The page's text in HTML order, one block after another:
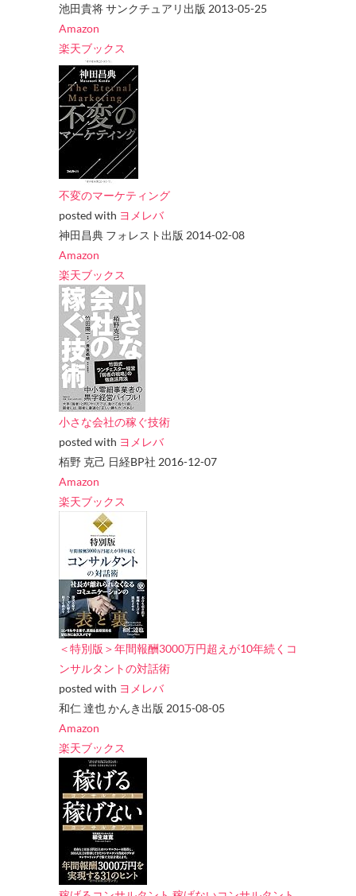
池田貴将 サンクチュアリ出版 2013-05-25
Amazon
楽天ブックス
不変のマーケティング
posted with ヨメレバ
神田昌典 フォレスト出版 2014-02-08
Amazon
楽天ブックス
小さな会社の稼ぐ技術
posted with ヨメレバ
栢野 克己 日経BP社 2016-12-07
Amazon
楽天ブックス
＜特別版＞年間報酬3000万円超えが10年続くコ
ンサルタントの対話術
posted with ヨメレバ
和仁 達也 かんき出版 2015-08-05
Amazon
楽天ブックス